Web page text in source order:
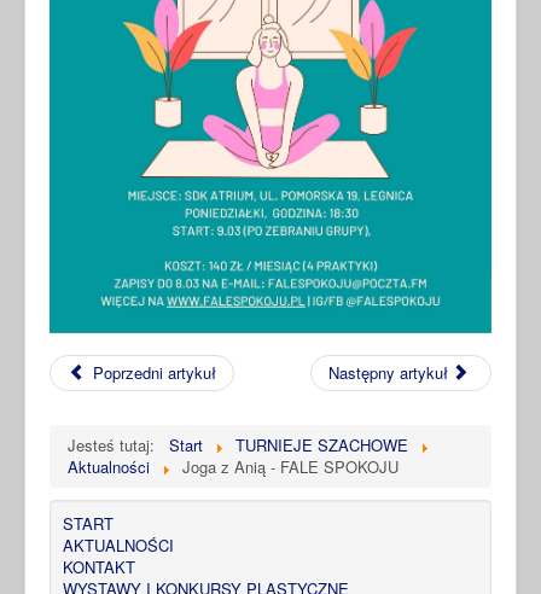
Poprzedni artykuł Następny artykuł
Jesteś tutaj: Start
TURNIEJE SZACHOWE
Aktualności
Joga z Anią - FALE SPOKOJU
START
AKTUALNOŚCI
KONTAKT
WYSTAWY I KONKURSY PLASTYCZNE